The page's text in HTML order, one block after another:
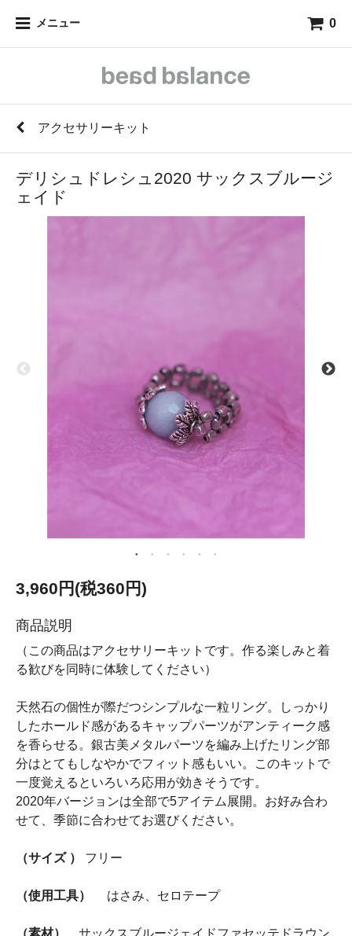
メニュー 0
アクセサリーキット
デリシュドレシュ2020 サックスブルージ
ェイド
3,960円(税360円)
商品説明
（この商品はアクセサリーキットです。作る楽しみと着
る歓びを同時に体験してください）
天然石の個性が際だつシンプルな一粒リング。しっかり
したホールド感があるキャップパーツがアンティーク感
を香らせる。銀古美メタルパーツを編み上げたリング部
分はとてもしなやかでフィット感もいい。このキットで
一度覚えるといろいろ応用が効きそうです。
2020年バージョンは全部で5アイテム展開。お好み合わ
せて、季節に合わせてお選びください。
（サイズ ） フリー
（使用工具） はさみ、セロテープ
（素材）
サックスブルージェイドファセッテドラウン